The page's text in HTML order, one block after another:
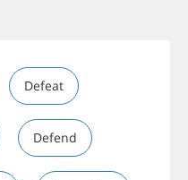
Defeat
Defend